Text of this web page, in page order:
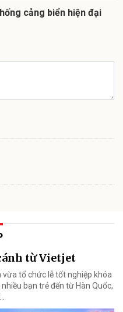
cảng biển hiện đại
từ Vietjet
vừa tổ chức lễ tốt nghiệp khóa
bạn trẻ đến từ Hàn Quốc,